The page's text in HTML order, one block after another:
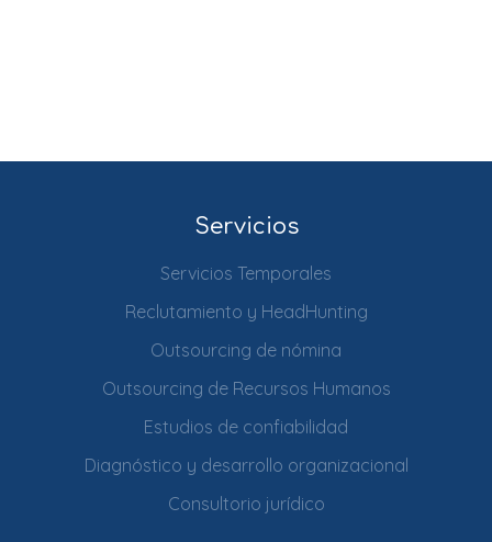
Servicios
Servicios Temporales
Reclutamiento y HeadHunting
Outsourcing de nómina
Outsourcing de Recursos Humanos
Estudios de confiabilidad
Diagnóstico y desarrollo organizacional
Consultorio jurídico